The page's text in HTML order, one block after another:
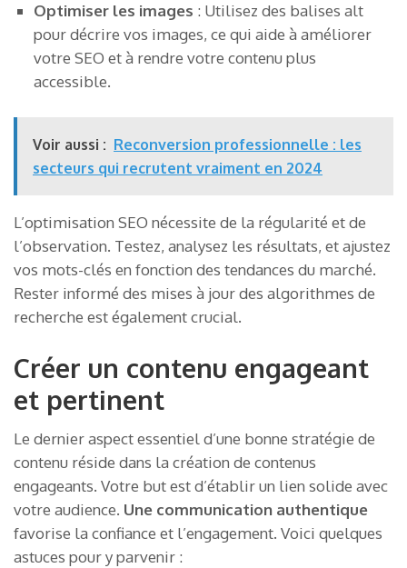
Optimiser les images : Utilisez des balises alt
pour décrire vos images, ce qui aide à améliorer
votre SEO et à rendre votre contenu plus
accessible.
Voir aussi : Reconversion professionnelle : les
secteurs qui recrutent vraiment en 2024
L’optimisation SEO nécessite de la régularité et de
l’observation. Testez, analysez les résultats, et ajustez
vos mots-clés en fonction des tendances du marché.
Rester informé des mises à jour des algorithmes de
recherche est également crucial.
Créer un contenu engageant
et pertinent
Le dernier aspect essentiel d’une bonne stratégie de
contenu réside dans la création de contenus
engageants. Votre but est d’établir un lien solide avec
votre audience. Une communication authentique
favorise la confiance et l’engagement. Voici quelques
astuces pour y parvenir :